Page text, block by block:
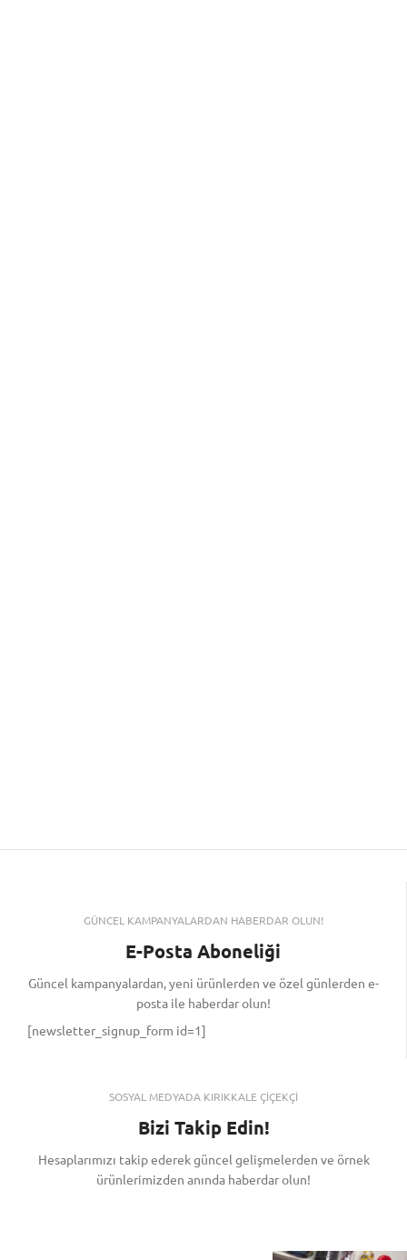
GÜNCEL KAMPANYALARDAN HABERDAR OLUN!
E-Posta Aboneliği
Güncel kampanyalardan, yeni ürünlerden ve özel günlerden e-
posta ile haberdar olun!
[newsletter_signup_form id=1]
SOSYAL MEDYADA KIRIKKALE ÇİÇEKÇİ
Bizi Takip Edin!
Hesaplarımızı takip ederek güncel gelişmelerden ve örnek
ürünlerimizden anında haberdar olun!